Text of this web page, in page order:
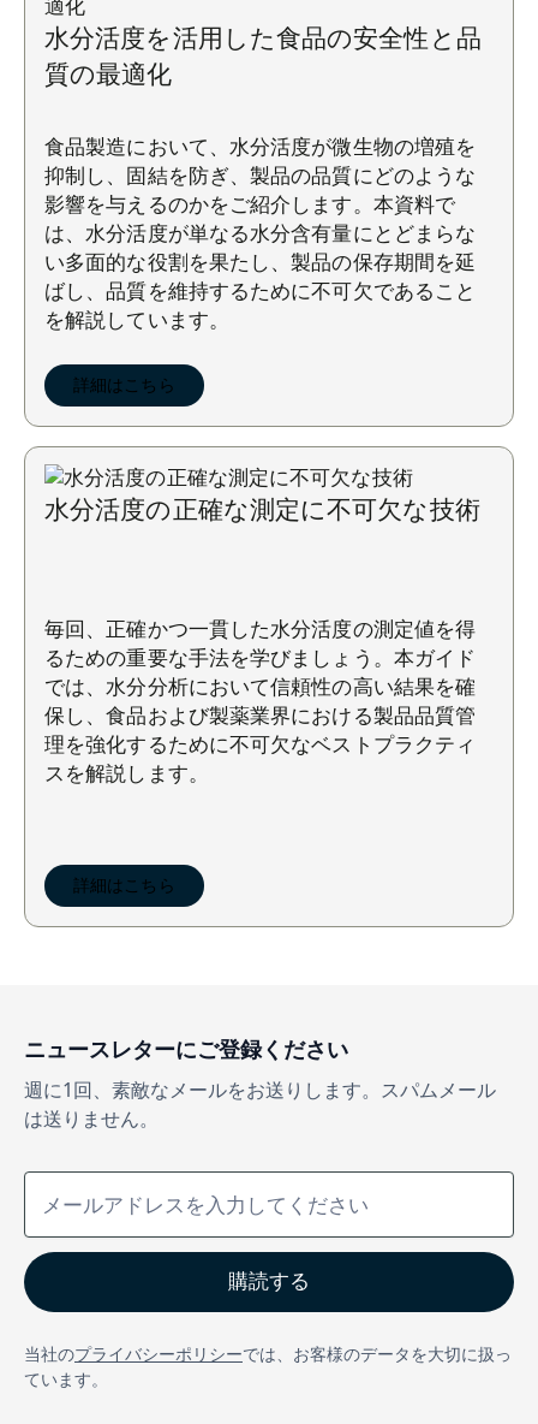
水分活度を活用した食品の安全性と品
質の最適化
食品製造において、水分活度が微生物の増殖を
抑制し、固結を防ぎ、製品の品質にどのような
影響を与えるのかをご紹介します。本資料で
は、水分活度が単なる水分含有量にとどまらな
い多面的な役割を果たし、製品の保存期間を延
ばし、品質を維持するために不可欠であること
を解説しています。
詳細はこちら
水分活度の正確な測定に不可欠な技術
毎回、正確かつ一貫した水分活度の測定値を得
るための重要な手法を学びましょう。本ガイド
では、水分分析において信頼性の高い結果を確
保し、食品および製薬業界における製品品質管
理を強化するために不可欠なベストプラクティ
スを解説します。
詳細はこちら
ニュースレターにご登録ください
週に1回、素敵なメールをお送りします。スパムメール
は送りません。
当社のプライバシーポリシーでは、お客様のデータを大切に扱っ
ています。